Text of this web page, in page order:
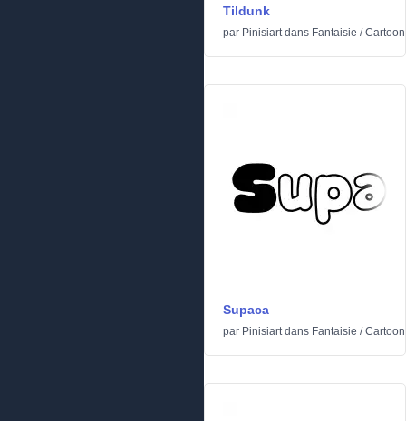
Tildunk
par Pinisiartdans Fantaisie /Cartoon
Supaca
par Pinisiartdans Fantaisie /Cartoon